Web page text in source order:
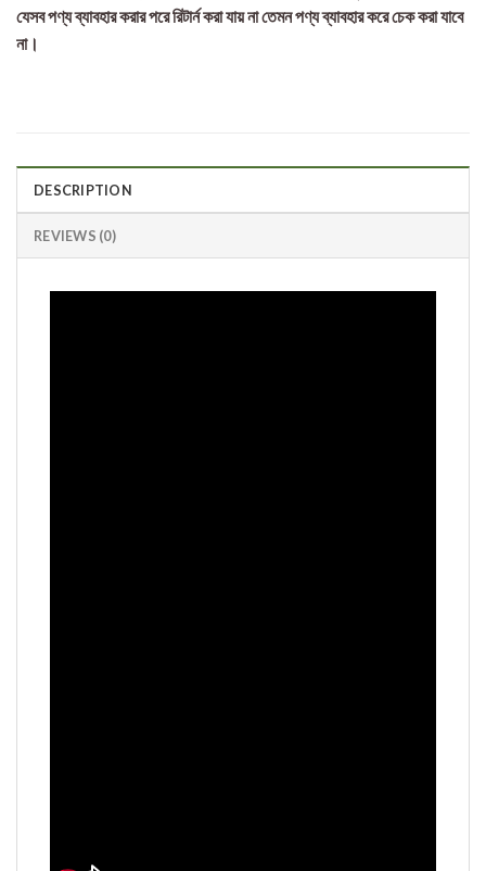
যেসব পণ্য ব্যাবহার করার পরে রিটার্ন করা যায় না তেমন পণ্য ব্যাবহার করে চেক করা যাবে
না।
DESCRIPTION
REVIEWS (0)